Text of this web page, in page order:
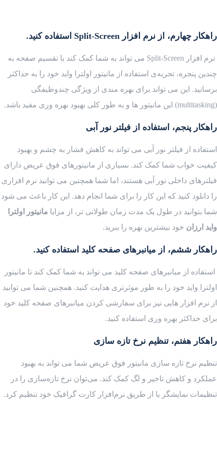
راهکار چهارم، از نرم افزار Split-Screen استفاده کنید.
نرم افزار Split-Screen می تواند به شما کمک کند با تقسیم صفحه به
چندین پنجره، تجربه‌ی استفاده از مانیتور اولترا واید خود را به حداکثر
برسانید. این می تواند برای بهره مندی از ویژگی چندوظیفگی
(multitasking) این مانیتور ها و به طور کلی بهبود بهره وری مفید باشد.
راهکار پنجم، استفاده از فیلتر نور آبی
استفاده از فیلتر نور آبی می تواند به کاهش فشار به چشم و بهبود
کیفیت خواب شما کمک کند. بسیاری از مانیتورهای فوق عریض دارای
فیلترهای داخلی نور آبی هستند، اما شما همچنین می توانید نرم افزاری
را دانلود کنید که این کار را برای شما انجام دهد. این کار باعث می شود
شما بتوانید در طول یک مدت زمان طولانی تر، از مزایا مانیتور اولترا
واید ارزان خود بیشترین بهره را ببرید.
راهکار ششم، از میانبرهای صفحه کلید استفاده کنید.
استفاده از میانبرهای صفحه کلید می تواند به شما کمک کند تا مانیتور
اولترا واید خود را به طور موثرتری هدایت کنید. همچنین شما می توانید
از نرم افزار هایی نیز برای سفارشی کردن میانبرهای صفحه کلید خود
برای حداکثر بهره وری استفاده کنید.
راهکار هفتم، تنظیم نرخ تازه سازی
تنظیم نرخ تازه سازی مانیتور فوق عریض شما می تواند به بهبود
عملکرد و کاهش تاخیر و لگ کمک کند. می‌توان نرخ تازه‌سازی را در
تنظیمات نمایشگر یا از طریق نرم‌افزار کارت گرافیک خود تنظیم کرد.